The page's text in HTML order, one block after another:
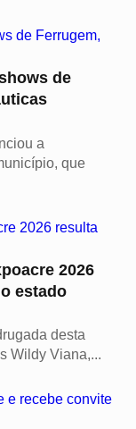
de
a
que
2026
estado
desta
Wildy Viana,...